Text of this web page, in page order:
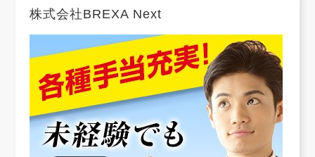
株式会社BREXA Next